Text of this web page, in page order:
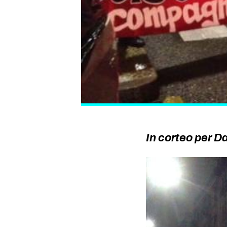
In corteo per